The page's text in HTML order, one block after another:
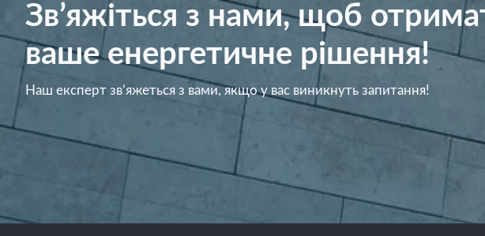
Зв’яжіться з нами, щоб
ваше енергетичне рішення!
Наш експерт зв’яжеться з вами, якщо у вас виникнуть запитання!